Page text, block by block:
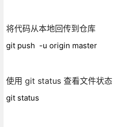
将代码从本地回传到仓库
git push -u origin master
使用 git status 查看文件状态
git status